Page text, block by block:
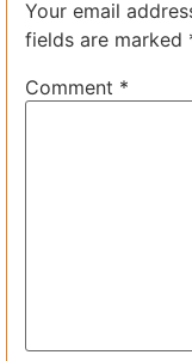
Your email
fields are marked
Comment *